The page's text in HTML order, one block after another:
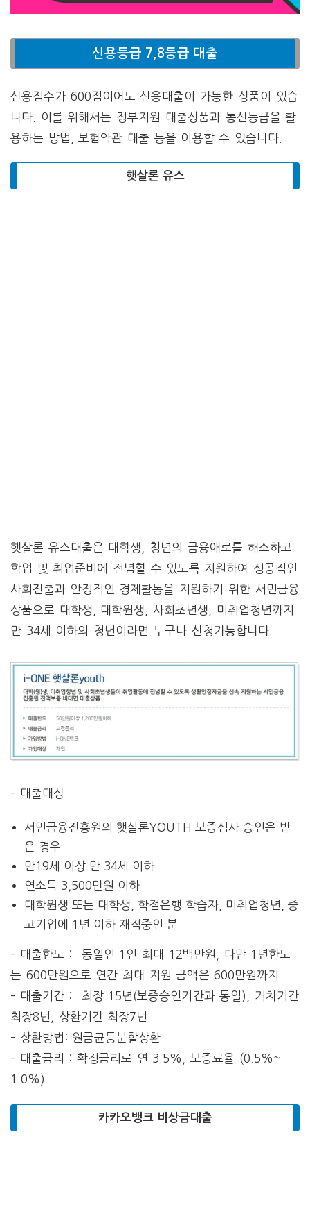
신용등급 7,8등급 대출
신용점수가 600점이어도 신용대출이 가능한 상품이 있습
니다. 이를 위해서는 정부지원 대출상품과 통신등급을 활
용하는 방법, 보험약관 대출 등을 이용할 수 있습니다.
햇살론 유스
햇살론 유스대출은 대학생, 청년의 금융애로를 해소하고
학업 및 취업준비에 전념할 수 있도록 지원하여 성공적인
사회진출과 안정적인 경제활동을 지원하기 위한 서민금융
상품으로 대학생, 대학원생, 사회초년생, 미취업청년까지
만 34세 이하의 청년이라면 누구나 신청가능합니다.
– 대출대상
서민금융진흥원의 햇살론YOUTH 보증심사 승인은 받
은 경우
만19세 이상 만 34세 이하
연소득 3,500만원 이하
대학원생 또는 대학생, 학점은행 학습자, 미취업청년, 중
고기업에 1년 이하 재직중인 분
– 대출한도 : 동일인 1인 최대 12백만원, 다만 1년한도
는 600만원으로 연간 최대 지원 금액은 600만원까지
– 대출기간 : 최장 15년(보증승인기간과 동일), 거치기간
최장8년, 상환기간 최장7년
– 상환방법: 원금균등분할상환
– 대출금리 : 확정금리로 연 3.5%, 보증료율 (0.5%~
1.0%)
카카오뱅크 비상금대출